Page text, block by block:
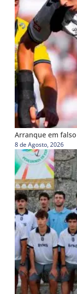
Arranque em
8 de Agosto, 2026